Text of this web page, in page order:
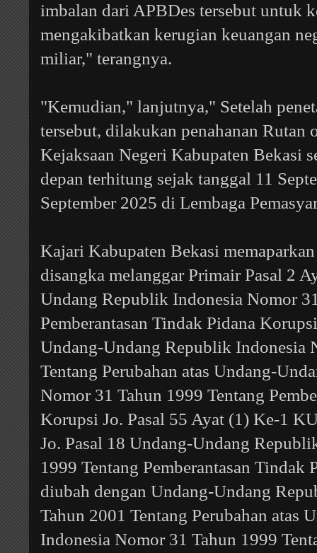
imbalan dari APBDes tersebut untuk
mengakibatkan kerugian keuangan
miliar," terangnya.
"Kemudian," lanjutnya," Setelah
tersebut, dilakukan penahanan Rutan
Kejaksaan Negeri Kabupaten Bekasi
depan terhitung sejak tanggal 11
September 2025 di Lembaga
Kajari Kabupaten Bekasi
disangka melanggar Primair Pasal 2
Undang Republik Indonesia Nomor
Pemberantasan Tindak Pidana
Undang-Undang Republik Indonesia
Tentang Perubahan atas Undang-
Nomor 31 Tahun 1999 Tentang
Korupsi Jo. Pasal 55 Ayat (1) Ke-1
Jo. Pasal 18 Undang-Undang
1999 Tentang Pemberantasan Tindak
diubah dengan Undang-Undang
Tahun 2001 Tentang Perubahan atas
Indonesia Nomor 31 Tahun 1999